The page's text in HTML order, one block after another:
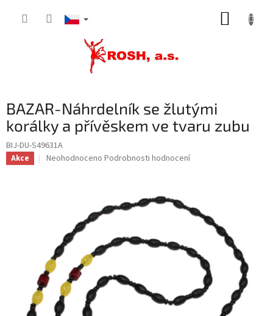
BAZAR-Náhrdelník se žlutými
korálky a přívěskem ve tvaru zubu
BIJ-DU-S49631A
Akce
Průměrné
hvězdiček.
Neohodnoceno Podrobnosti hodnocení